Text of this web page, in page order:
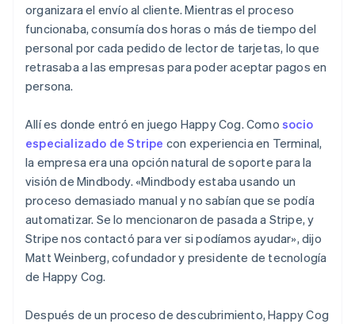
organizara el envío al cliente. Mientras el proceso
funcionaba, consumía dos horas o más de tiempo del
personal por cada pedido de lector de tarjetas, lo que
retrasaba a las empresas para poder aceptar pagos en
persona.
Allí es donde entró en juego Happy Cog. Como socio
especializado de Stripe con experiencia en Terminal,
la empresa era una opción natural de soporte para la
visión de Mindbody. «Mindbody estaba usando un
proceso demasiado manual y no sabían que se podía
automatizar. Se lo mencionaron de pasada a Stripe, y
Stripe nos contactó para ver si podíamos ayudar», dijo
Matt Weinberg, cofundador y presidente de tecnología
de Happy Cog.
Después de un proceso de descubrimiento, Happy Cog